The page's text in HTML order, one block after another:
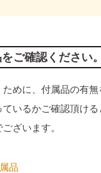
ご確認ください。
めに、付属品の有無
いるかご確認頂ける
ざいます。
品